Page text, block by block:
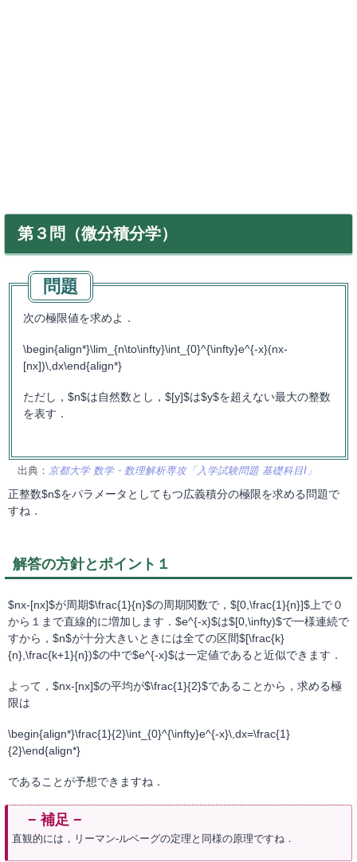
第３問（微分積分学）
次の極限値を求めよ．
\begin{align*}\lim_{n\to\infty}\int_{0}^{\infty}e^{-x}(nx-
[nx])\,dx\end{align*}
ただし，$n$は自然数とし，$[y]$は$y$を超えない最大の整数
を表す．
出典： 京都大学 数学・数理解析専攻「入学試験問題 基礎科目I」
正整数$n$をパラメータとしてもつ広義積分の極限を求める問題で
すね．
解答の方針とポイント１
$nx-[nx]$が周期$\frac{1}{n}$の周期関数で，$[0,\frac{1}{n}]$上で０
から１まで直線的に増加します．$e^{-x}$は$[0,\infty)$で一様連続で
すから，$n$が十分大きいときには全ての区間$[\frac{k}
{n},\frac{k+1}{n})$の中で$e^{-x}$は一定値であると近似できます．
よって，$nx-[nx]$の平均が$\frac{1}{2}$であることから，求める極
限は
\begin{align*}\frac{1}{2}\int_{0}^{\infty}e^{-x}\,dx=\frac{1}
{2}\end{align*}
であることが予想できますね．
直観的には，リーマン-ルベーグの定理と同様の原理ですね．